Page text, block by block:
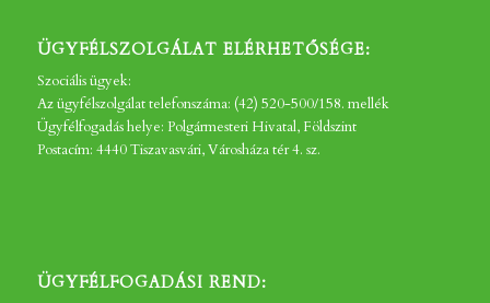
ÜGYFÉLSZOLGÁLAT ELÉRHETŐSÉGE:
Szociális ügyek:
Az ügyfélszolgálat telefonszáma: (42) 520-500/158. mellék
Ügyfélfogadás helye: Polgármesteri Hivatal, Földszint
Postacím: 4440 Tiszavasvári, Városháza tér 4. sz.
ÜGYFÉLFOGADÁSI REND: